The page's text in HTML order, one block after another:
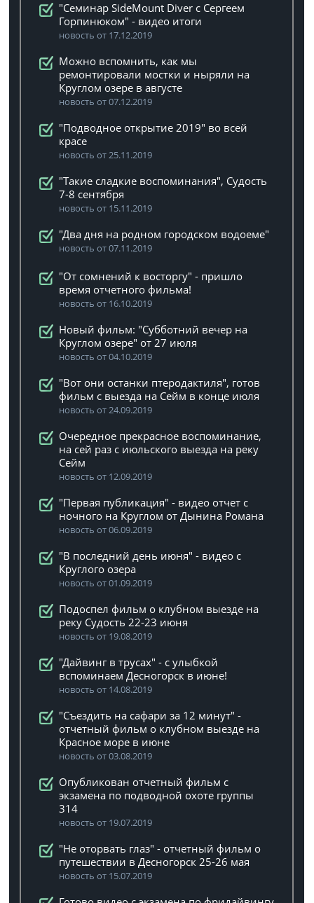
"Семинар SideMount Diver с Сергеем
Горпинюком" - видео итоги
новость от 17.12.2019
Можно вспомнить, как мы
ремонтировали мостки и ныряли на
Круглом озере в августе
новость от 07.12.2019
"Подводное открытие 2019" во всей
красе
новость от 25.11.2019
"Такие сладкие воспоминания", Судость
7-8 сентября
новость от 15.11.2019
"Два дня на родном городском водоеме"
новость от 07.11.2019
"От сомнений к восторгу" - пришло
время отчетного фильма!
новость от 16.10.2019
Новый фильм: "Субботний вечер на
Круглом озере" от 27 июля
новость от 04.10.2019
"Вот они останки птеродактиля", готов
фильм с выезда на Сейм в конце июля
новость от 24.09.2019
Очередное прекрасное воспоминание,
на сей раз с июльского выезда на реку
Сейм
новость от 12.09.2019
"Первая публикация" - видео отчет с
ночного на Круглом от Дынина Романа
новость от 06.09.2019
"В последний день июня" - видео с
Круглого озера
новость от 01.09.2019
Подоспел фильм о клубном выезде на
реку Судость 22-23 июня
новость от 19.08.2019
"Дайвинг в трусах" - с улыбкой
вспоминаем Десногорск в июне!
новость от 14.08.2019
"Съездить на сафари за 12 минут" -
отчетный фильм о клубном выезде на
Красное море в июне
новость от 03.08.2019
Опубликован отчетный фильм с
экзамена по подводной охоте группы
314
новость от 19.07.2019
"Не оторвать глаз" - отчетный фильм о
путешествии в Десногорск 25-26 мая
новость от 15.07.2019